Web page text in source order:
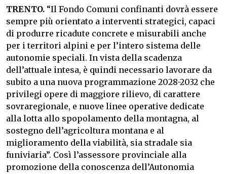
TRENTO. “Il Fondo Comuni confinanti dovrà essere
sempre più orientato a interventi strategici, capaci
di produrre ricadute concrete e misurabili anche
per i territori alpini e per l’intero sistema delle
autonomie speciali. In vista della scadenza
dell’attuale intesa, è quindi necessario lavorare da
subito a una nuova programmazione 2028-2032 che
privilegi opere di maggiore rilievo, di carattere
sovraregionale, e nuove linee operative dedicate
alla lotta allo spopolamento della montagna, al
sostegno dell’agricoltura montana e al
miglioramento della viabilità, sia stradale sia
funiviaria”. Così l’assessore provinciale alla
promozione della conoscenza dell’Autonomia